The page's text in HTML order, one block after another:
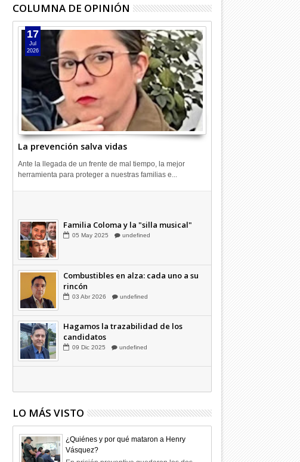
COLUMNA DE OPINIÓN
La prevención salva vidas
17
Jul
2026
Ante la llegada de un frente de mal tiempo, la mejor
herramienta para proteger a nuestras familias e...
03 Abr 2026 undefined
Combustibles en alza: cada uno a su
rincón
03Abr 2026 undefined
Hagamos la trazabilidad de los
candidatos
LO MÁS VISTO
¿Quiénes y por qué mataron a Henry
Vásquez?